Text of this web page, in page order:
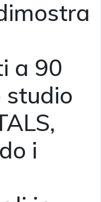
a 90
studio
i